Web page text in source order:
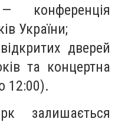
конференція
України;
дверей
та концертна
12:00).
залишається